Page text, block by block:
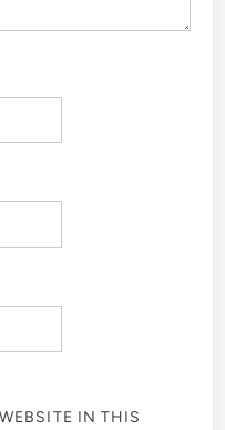
IN THIS